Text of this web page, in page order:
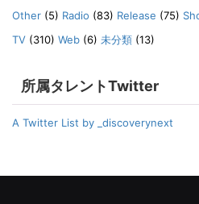
Other (5) Radio (83) Release (75)
TV (310) Web (6) 未分類 (13)
所属タレントTwitter
A Twitter List by _discoverynext